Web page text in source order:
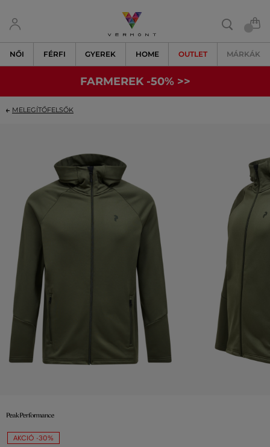
NŐI FÉRFI GYEREK HOME OUTLET MÁRKÁK
FARMEREK -50% >>
MELEGÍTŐFELSŐK
AKCIÓ -30%